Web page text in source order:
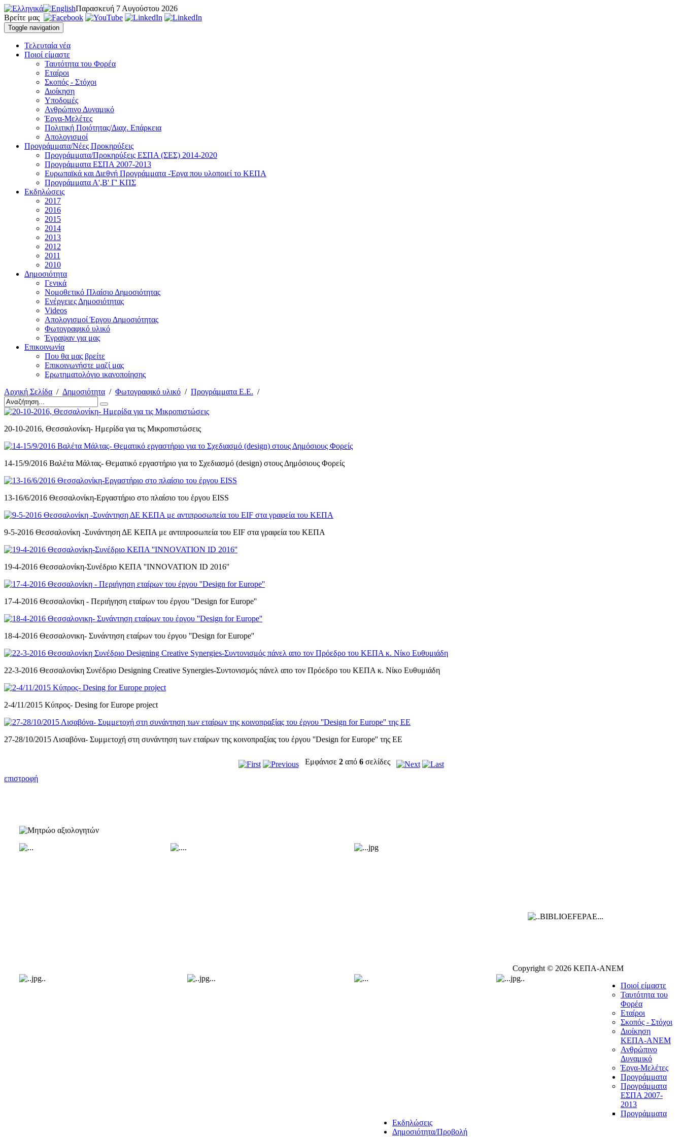
Παρασκευή 7 Αυγούστου 2026
Βρείτε μας
Toggle navigation
Τελευταία νέα
Ποιοί είμαστε
Ταυτότητα του Φορέα
Εταίροι
Σκοπός - Στόχοι
Διοίκηση
Υποδομές
Ανθρώπινο Δυναμικό
Έργα-Μελέτες
Πολιτική Ποιότητας/Διαχ. Επάρκεια
Απολογισμοί
Προγράμματα/Νέες Προκηρύξεις
Προγράμματα/Προκηρύξεις ΕΣΠΑ (ΣΕΣ) 2014-2020
Προγράμματα ΕΣΠΑ 2007-2013
Ευρωπαϊκά και Διεθνή Προγράμματα -Έργα που υλοποιεί το ΚΕΠΑ
Προγράμματα Α',Β' Γ' ΚΠΣ
Εκδηλώσεις
2017
2016
2015
2014
2013
2012
2011
2010
Δημοσιότητα
Γενικά
Νομοθετικό Πλαίσιο Δημοσιότητας
Ενέργειες Δημοσιότητας
Videos
Απολογισμοί Έργου Δημοσιότητας
Φωτογραφικό υλικό
Έγραψαν για μας
Επικοινωνία
Που θα μας βρείτε
Επικοινωνήστε μαζί μας
Eρωτηματολόγιο ικανοποίησης
Αρχική Σελίδα / Δημοσιότητα / Φωτογραφικό υλικό / Προγράμματα Ε.Ε. /
20-10-2016, Θεσσαλονίκη- Ημερίδα για τις Μικροπιστώσεις
14-15/9/2016 Βαλέτα Μάλτας- Θεματικό εργαστήριο για το Σχεδιασμό (design) στους Δημόσιους Φορείς
13-16/6/2016 Θεσσαλονίκη-Εργαστήριο στο πλαίσιο του έργου ΕΙSS
9-5-2016 Θεσσαλονίκη -Συνάντηση ΔΕ ΚΕΠΑ με αντιπροσωπεία του EIF στα γραφεία του ΚΕΠΑ
19-4-2016 Θεσσαλονίκη-Συνέδριο ΚΕΠΑ ''ΙΝΝΟVATION ID 2016''
17-4-2016 Θεσσαλονίκη - Περιήγηση εταίρων του έργου ''Design for Europe''
18-4-2016 Θεσσαλονικη- Συνάντηση εταίρων του έργου ''Design for Europe''
22-3-2016 Θεσσαλονίκη Συνέδριο Designing Creative Synergies-Συντονισμός πάνελ απο τον Πρόεδρο του ΚΕΠΑ κ. Νίκο Ευθυμιάδη
2-4/11/2015 Kύπρος- Desing for Europe project
27-28/10/2015 Λισαβόνα- Συμμετοχή στη συνάντηση των εταίρων της κοινοπραξίας του έργου ''Design for Europe'' της ΕΕ
Εμφάνισε 2από 6σελίδες
επιστροφή
Copyright © 2026 ΚΕΠΑ-ΑΝΕΜ
Ποιοί είμαστε
Ταυτότητα του
Φορέα
Εταίροι
Σκοπός - Στόχοι
Διοίκηση
ΚΕΠΑ-ΑΝΕΜ
Ανθρώπινο
Δυναμικό
Έργα-Μελέτες
Προγράμματα
Προγράμματα
ΕΣΠΑ 2007-
2013
Προγράμματα
Εκδηλώσεις
Δημοσιότητα/Προβολή